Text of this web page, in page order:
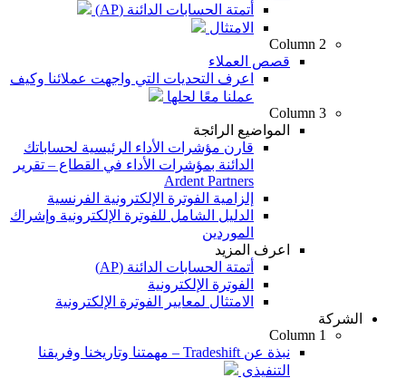
أتمتة الحسابات الدائنة (AP)
الامتثال
Column 2
قصص العملاء
اعرف التحديات التي واجهت عملائنا وكيف
عملنا معًا لحلها
Column 3
المواضيع الرائجة
قارن مؤشرات الأداء الرئيسية لحساباتك
الدائنة بمؤشرات الأداء في القطاع – تقرير
Ardent Partners
إلزامية الفوترة الإلكترونية الفرنسية
الدليل الشامل للفوترة الإلكترونية وإشراك
الموردين
اعرف المزيد
أتمتة الحسابات الدائنة (AP)
الفوترة الإلكترونية
الامتثال لمعايير الفوترة الإلكترونية
الشركة
Column 1
نبذة عن Tradeshift – مهمتنا وتاريخنا وفريقنا
التنفيذي